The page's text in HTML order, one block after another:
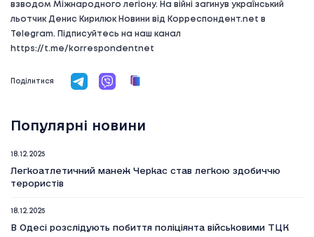
взводом Міжнародного легіону. На війні загинув український
льотчик Денис Кирилюк Новини від Корреспондент.net в
Telegram. Підписуйтесь на наш канал
https://t.me/korrespondentnet
Поділитися
Популярні новини
18.12.2025
Легкоатлетичний манеж Черкас став легкою здобиччю
терористів
18.12.2025
В Одесі розслідують побиття поліціянта військовими ТЦК